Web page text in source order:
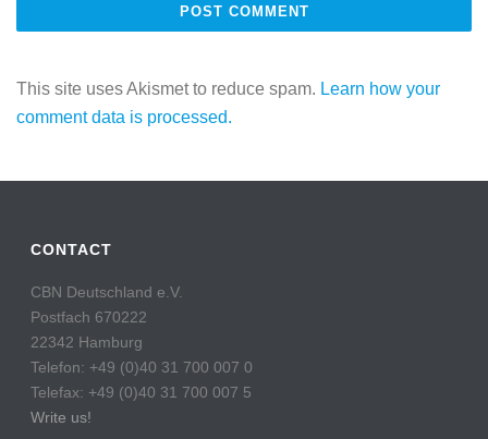
This site uses Akismet to reduce spam. Learn how your
comment data is processed.
CONTACT
CBN Deutschland e.V.
Postfach 670222
22342 Hamburg
Telefon: +49 (0)40 31 700 007 0
Telefax: +49 (0)40 31 700 007 5
Write us!